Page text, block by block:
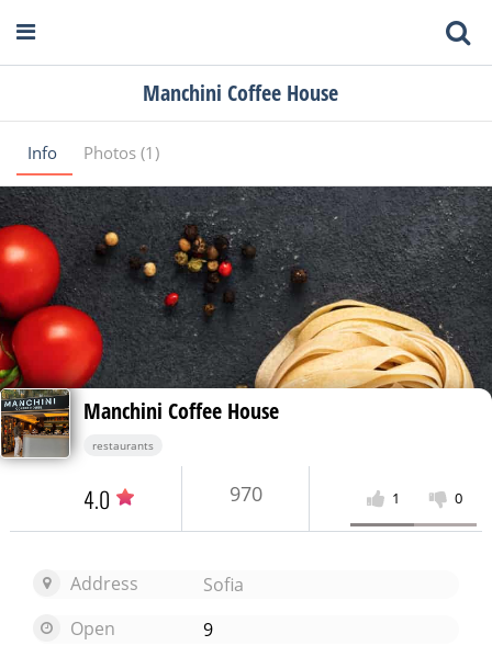
Manchini Coffee House
Info Photos (1)
Manchini Coffee House
restaurants
4.0 970 1 0
Address
Sofia
Open
9